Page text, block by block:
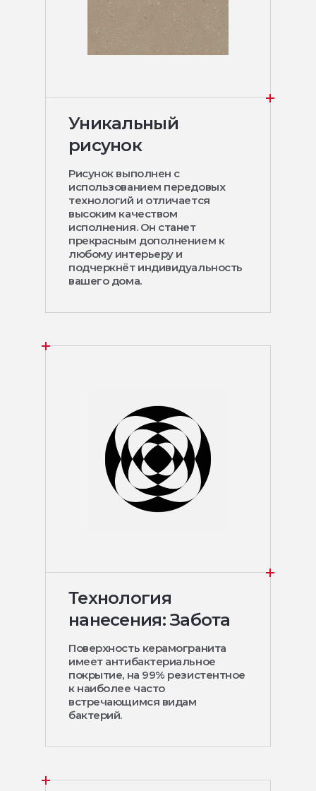
Уникальный
рисунок
Рисунок выполнен с
использованием передовых
технологий и отличается
высоким качеством
исполнения. Он станет
прекрасным дополнением к
любому интерьеру и
подчеркнёт индивидуальность
вашего дома.
Технология
нанесения: Забота
Поверхность керамогранита
имеет антибактериальное
покрытие, на 99% резистентное
к наиболее часто
встречающимся видам
бактерий.